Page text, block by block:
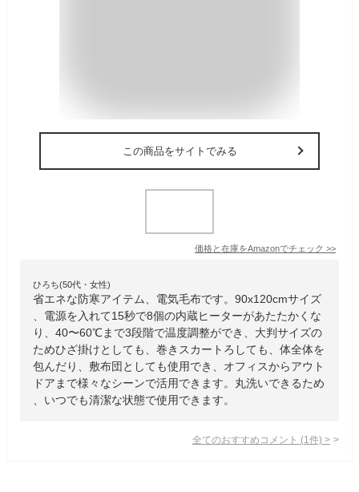
この商品をサイトでみる
価格と在庫をAmazonでチェック >>
ひろち(50代・女性)
省エネな防寒アイテム、電気毛布です。90x120cmサイズ
、電源を入れて15秒で8個の内蔵ヒーターがあたたかくな
り、40〜60℃まで3段階で温度調整ができ、大判サイズの
ためひざ掛けとしても、巻きスカートろしても、体全体を
包んだり、敷布団としても使用でき、オフィスからアウト
ドアまで様々なシーンで活用できます。丸洗いできるため
、いつでも清潔な状態で使用できます。
全てのおすすめコメント (1 件) >